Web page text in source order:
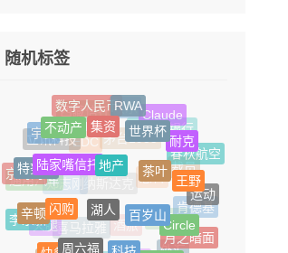
随机标签
娱乐
西藏信托
数字人民币RWA
Claude
德意志银行
茅台1935
EDC
立讯科技
宇树
不动产 集资
世界杯
耐克
春秋航空
裁员
纳斯达克
郑志刚
通用汽车
京淘淘
特努斯
陆家嘴信托地产
茶叶
王野
运动
肯德基
阿贝尔
酒旅
喜马拉雅
火腿
李永新
辛顿
闪购
Circle
月之暗面
快餐
周六福